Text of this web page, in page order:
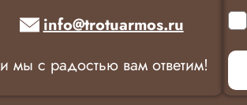
info@trotuarmos.ru
и мы с радостью вам ответим!